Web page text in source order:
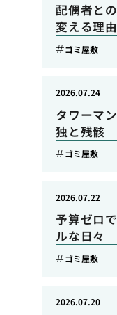
配偶者と
変える理由
ゴミ屋敷
タワーマ
独と残骸
2026.07.24
ゴミ屋敷
予算ゼロ
ルな日々
2026.07.22
ゴミ屋敷
2026.07.20